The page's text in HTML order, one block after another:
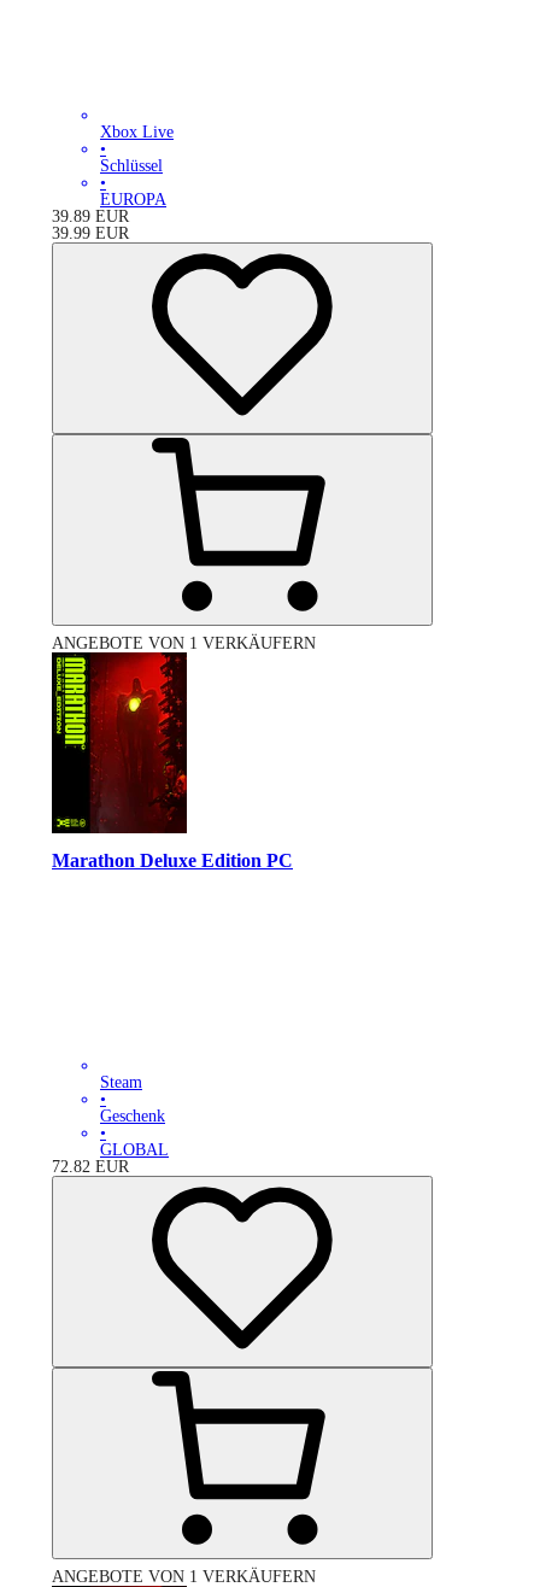
Xbox Live
•
Schlüssel
•
EUROPA
39.89 EUR
39.99 EUR
ANGEBOTE VON 1 VERKÄUFERN
Marathon Deluxe Edition PC
Steam
•
Geschenk
•
GLOBAL
72.82 EUR
ANGEBOTE VON 1 VERKÄUFERN